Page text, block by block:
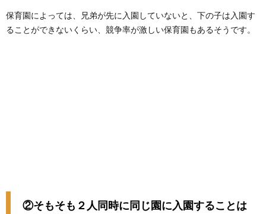
保育園によっては、兄弟が先に入園していないと、下の子は入園す
ることができないくらい、競争率が激しい保育園もあるそうです。
②そもそも２人同時に同じ園に入園することは